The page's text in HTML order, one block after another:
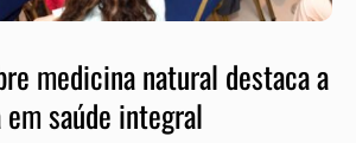
medicina natural destaca a
saúde integral